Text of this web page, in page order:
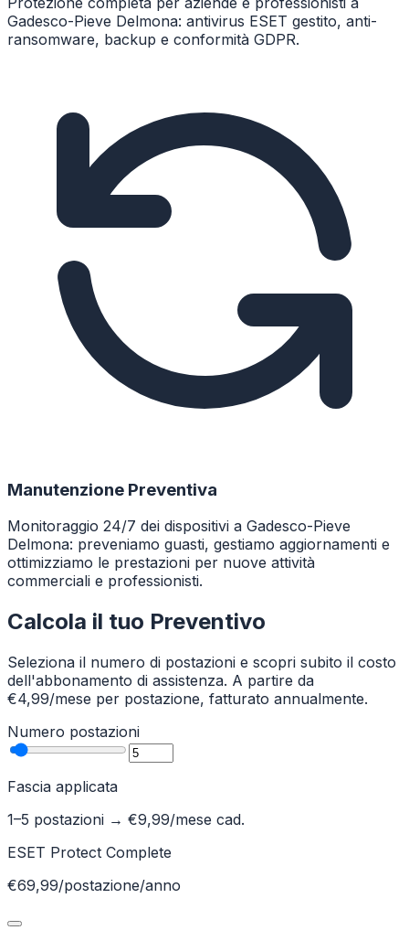
Gadesco-Pieve Delmona: antivirus ESET gestito, anti-
ransomware, backup e conformità GDPR.
Manutenzione Preventiva
Monitoraggio 24/7 dei dispositivi a Gadesco-Pieve
Delmona: preveniamo guasti, gestiamo aggiornamenti e
ottimizziamo le prestazioni per nuove attività
commerciali e professionisti.
Calcola il tuo Preventivo
Seleziona il numero di postazioni e scopri subito il costo
dell'abbonamento di assistenza. A partire da
€4,99/mese per postazione, fatturato annualmente.
Numero postazioni
Fascia applicata
1–5 postazioni → €9,99/mese cad.
ESET Protect Complete
€69,99/postazione/anno